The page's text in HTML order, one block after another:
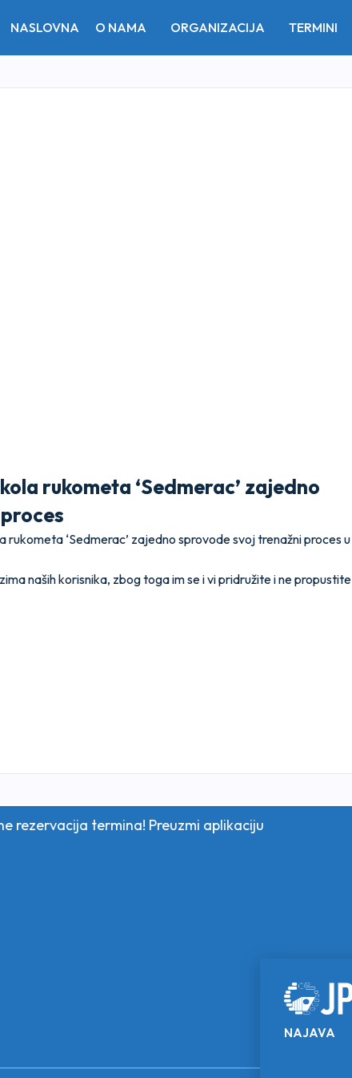
NASLOVNA O NAMA ORGANIZACIJA TERMINI
rukometa ‘Sedmerac’ zajedno
rukometa ‘Sedmerac’ zajedno sprovode svoj trenažni proces u
naših korisnika, zbog toga im se i vi pridružite i ne propustite
rezervacija termina! Preuzmi aplikaciju
NAJAVA